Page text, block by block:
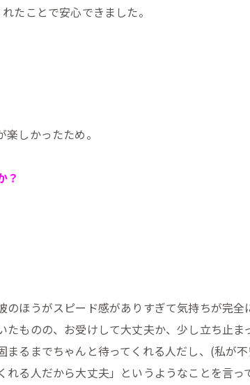
たことで安心できました。
しかったため。
？
ほうがスピード感がありすぎて気持ちが完全
ものの、お受けして大丈夫か、少し立ち止ま
るまでちゃんと待ってくれる人だし、(私が
る人だから大丈夫」というようなことを言っ